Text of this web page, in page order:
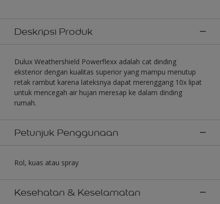
Deskripsi Produk
Dulux Weathershield Powerflexx adalah cat dinding
eksterior dengan kualitas superior yang mampu menutup
retak rambut karena lateksnya dapat merenggang 10x lipat
untuk mencegah air hujan meresap ke dalam dinding
rumah.
Petunjuk Penggunaan
Rol, kuas atau spray
Kesehatan & Keselamatan